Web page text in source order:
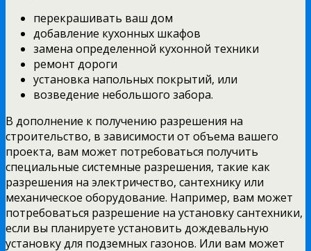
перекрашивать ваш дом
добавление кухонных шкафов
замена определенной кухонной техники
ремонт дороги
установка напольных покрытий, или
возведение небольшого забора.
В дополнение к получению разрешения на
строительство, в зависимости от объема вашего
проекта, вам может потребоваться получить
специальные системные разрешения, такие как
разрешения на электричество, сантехнику или
механическое оборудование. Например, вам может
потребоваться разрешение на установку сантехники,
если вы планируете установить дождевальную
установку для подземных газонов. Или вам может